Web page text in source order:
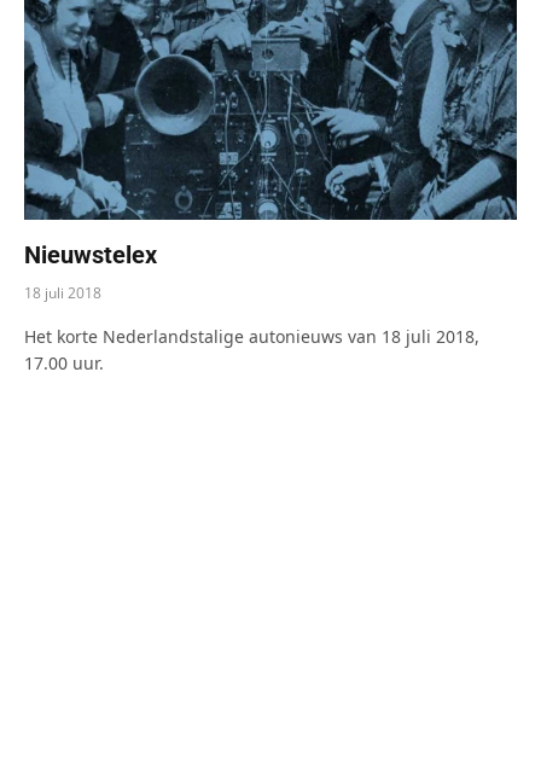
Nieuwstelex
18 juli 2018
Het korte Nederlandstalige autonieuws van 18 juli 2018,
17.00 uur.